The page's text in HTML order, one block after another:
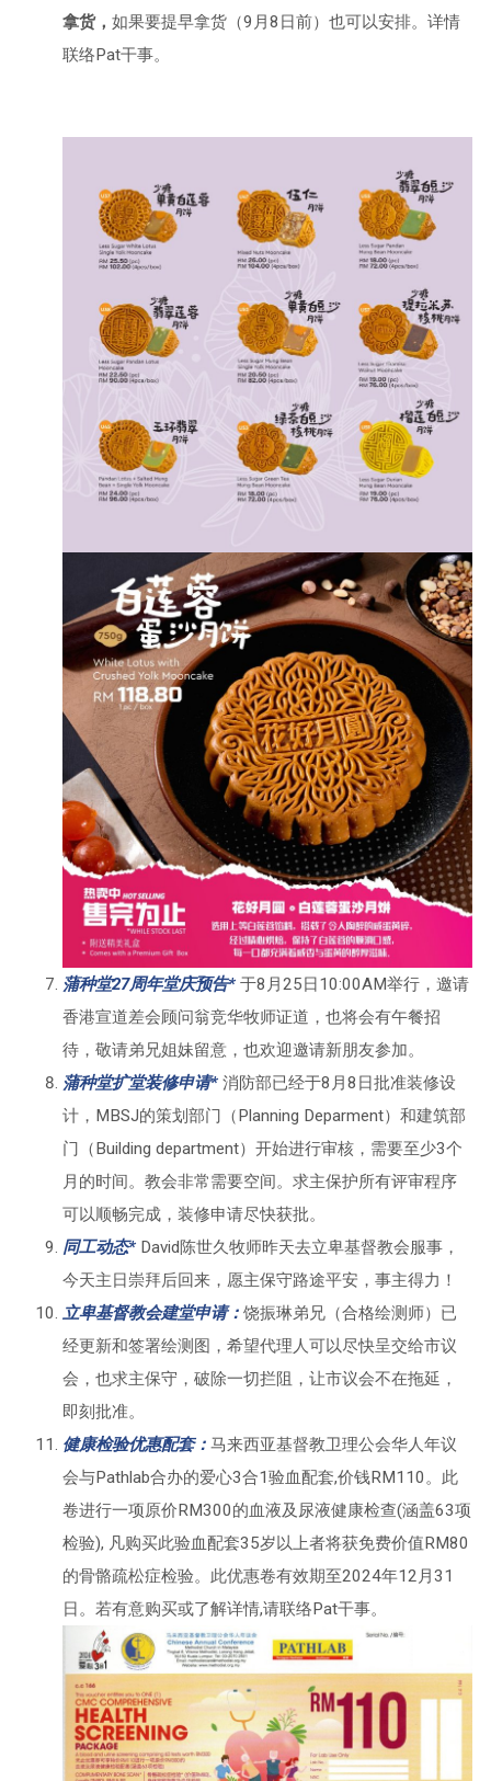
拿货， 如果要提早拿货（9月8日前）也可以安排。详情
联络Pat干事。
蒲种堂27周年堂庆预告* 于8月25日10:00AM举行，邀请
香港宣道差会顾问翁竞华牧师证道，也将会有午餐招
待，敬请弟兄姐妹留意，也欢迎邀请新朋友参加。
蒲种堂扩堂装修申请* 消防部已经于8月8日批准装修设
计，MBSJ的策划部门（Planning Deparment）和建筑部
门（Building department）开始进行审核，需要至少3个
月的时间。教会非常需要空间。求主保护所有评审程序
可以顺畅完成，装修申请尽快获批。
同工动态* David陈世久牧师昨天去立卑基督教会服事，
今天主日崇拜后回来，愿主保守路途平安，事主得力！
立卑基督教会建堂申请： 饶振琳弟兄（合格绘测师）已
经更新和签署绘测图，希望代理人可以尽快呈交给市议
会，也求主保守，破除一切拦阻，让市议会不在拖延，
即刻批准。
健康检验优惠配套： 马来西亚基督教卫理公会华人年议
会与Pathlab合办的爱心3合1验血配套,价钱RM110。此
卷进行一项原价RM300的血液及尿液健康检查(涵盖63项
检验), 凡购买此验血配套35岁以上者将获免费价值RM80
的骨骼疏松症检验。此优惠卷有效期至2024年12月31
日。若有意购买或了解详情,请联络Pat干事。